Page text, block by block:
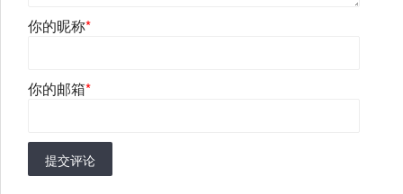
你的昵称*
你的邮箱*
提交评论